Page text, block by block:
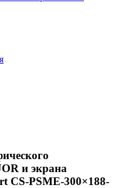
и экрана
CS-PSME-300×188-